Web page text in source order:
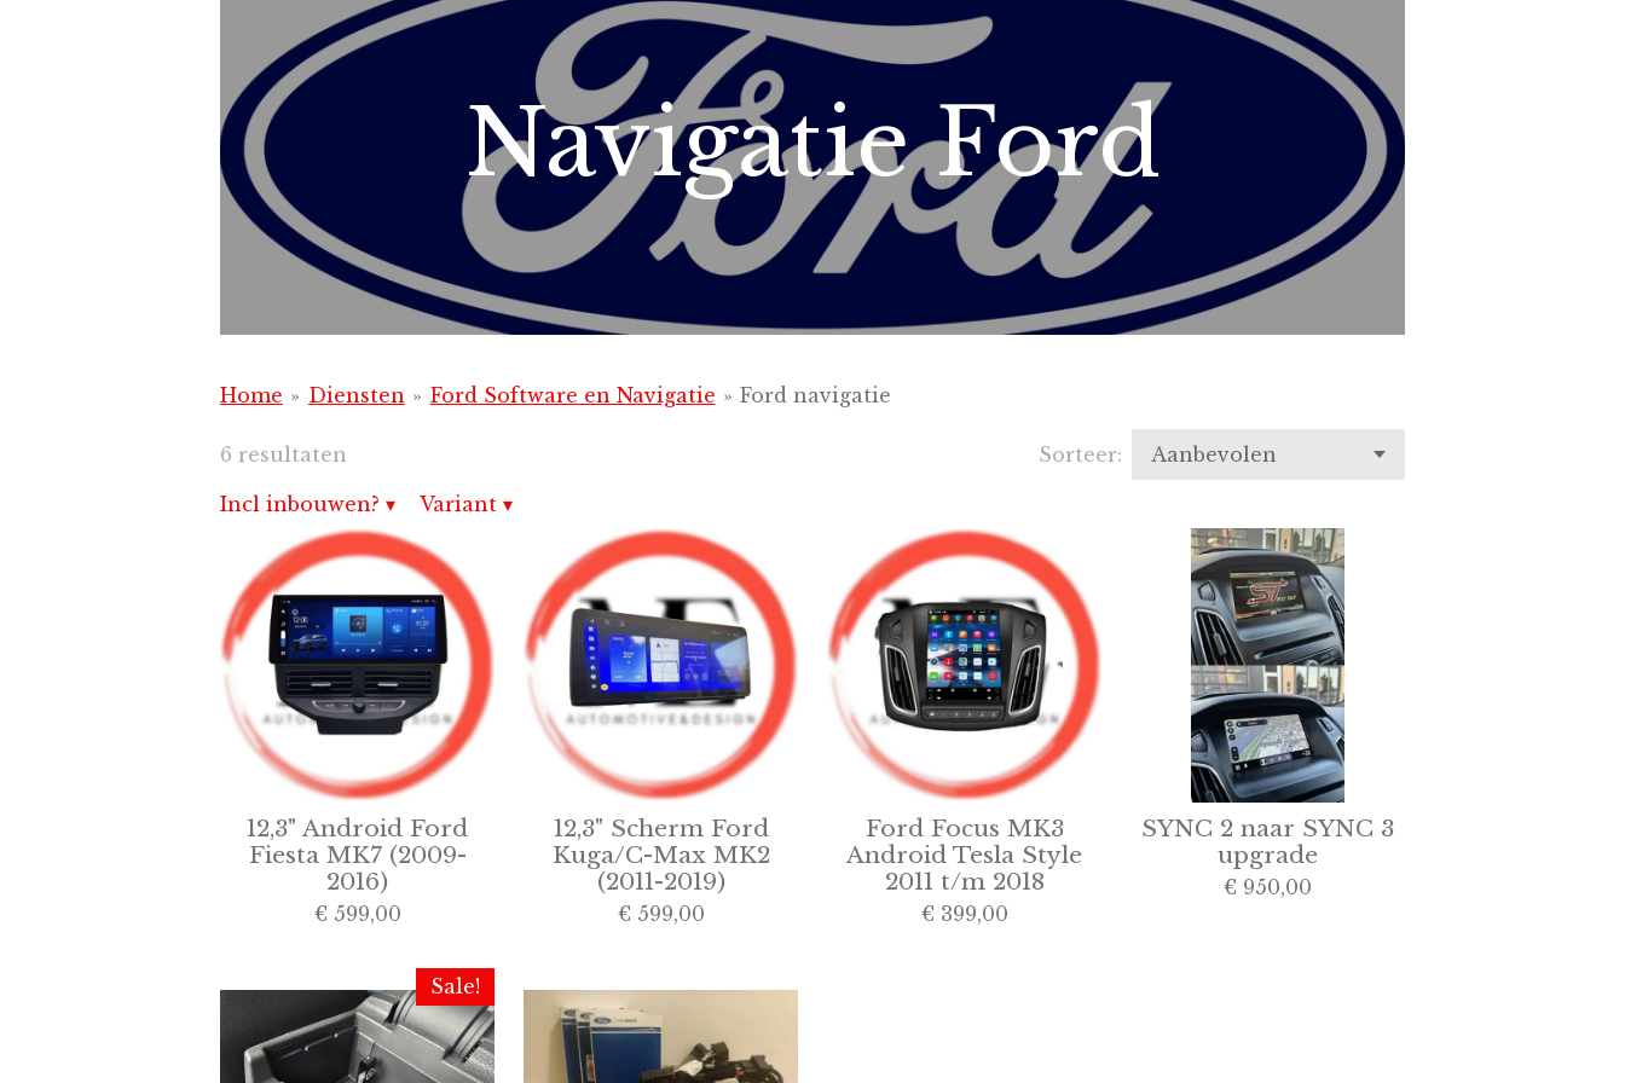
Navigatie Ford
Home » Diensten » Ford Software en Navigatie » Ford navigatie
6 resultaten Sorteer:
Incl inbouwen? ▾ Variant ▾
12,3" Android Ford
Fiesta MK7 (2009-
2016)
€ 599,00
12,3" Scherm Ford
Kuga/C-Max MK2
(2011-2019)
€ 599,00
Ford Focus MK3
Android Tesla Style
2011 t/m 2018
€ 399,00
SYNC 2 naar SYNC 3
upgrade
€ 950,00
Sale!